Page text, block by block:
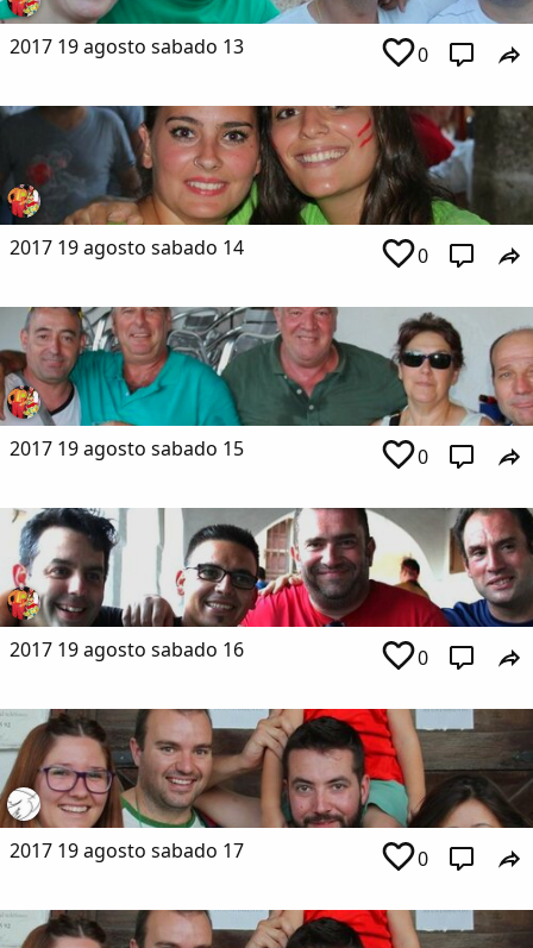
2017 19 agosto sabado 13 0
2017 19 agosto sabado 14 0
2017 19 agosto sabado 15 0
2017 19 agosto sabado 16 0
2017 19 agosto sabado 17 0